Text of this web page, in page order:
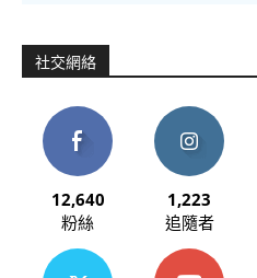
社交網絡
12,640
粉絲
1,223
追隨者